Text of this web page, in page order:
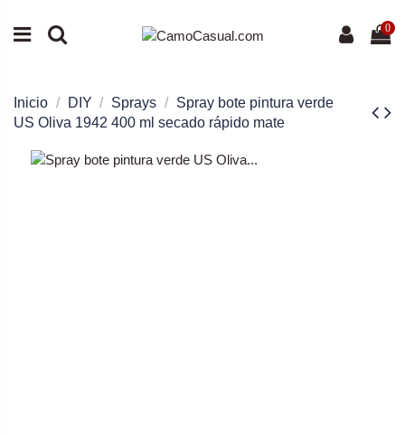
0
Inicio DIY Sprays
Spray bote pintura verde
US Oliva 1942 400 ml secado rápido mate